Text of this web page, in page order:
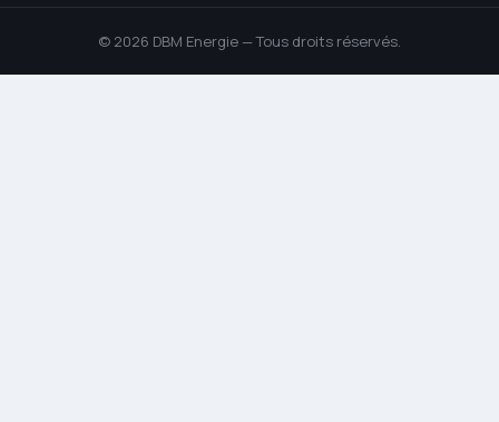
© 2026 DBM Energie — Tous droits réservés.